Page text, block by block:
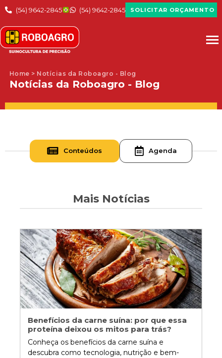
(54) 9642-2845 SOLICITAR ORÇAMENTO
(54) 9642-2845
Home > Notícias da Roboagro - Blog
Notícias da Roboagro - Blog
Conteúdos Agenda
Mais Notícias
Benefícios da carne suína: por que essa
proteína deixou os mitos para trás?
Conheça os benefícios da carne suína e
descubra como tecnologia, nutrição e bem-